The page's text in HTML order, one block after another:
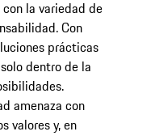
la variedad de
Con
prácticas
dentro de la
amenaza con
valores y, en